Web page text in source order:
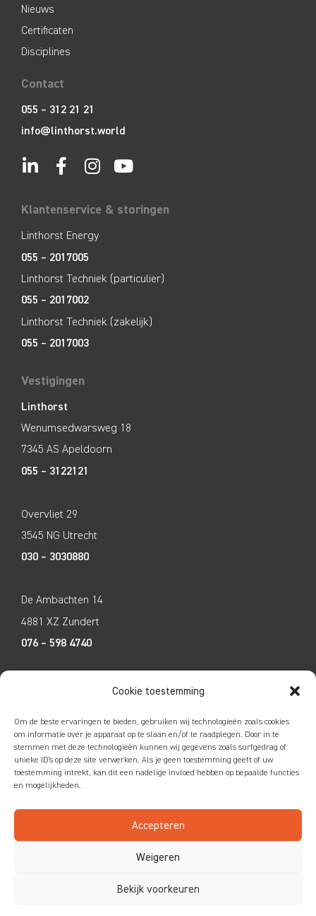
Cookie toestemming
Om de beste ervaringen te bieden, gebruiken wij technologieën zoals cookies
om informatie over je apparaat op te slaan en/of te raadplegen. Door in te
stemmen met deze technologieën kunnen wij gegevens zoals surfgedrag of
unieke ID's op deze site verwerken. Als je geen toestemming geeft of uw
toestemming intrekt, kan dit een nadelige invloed hebben op bepaalde functies
en mogelijkheden.
Accepteren
Weigeren
Bekijk voorkeuren
Nieuws
Certificaten
Disciplines
Contact
055 – 312 21 21
info@linthorst.world
Klantenservice & storingen
Linthorst Energy
055 – 2017005
Linthorst Techniek (particulier)
055 – 2017002
Linthorst Techniek (zakelijk)
055 – 2017003
Vestigingen
Linthorst
Wenumsedwarsweg 18
7345 AS Apeldoorn
055 – 3122121
Overvliet 29
3545 NG Utrecht
030 – 3030880
De Ambachten 14
4881 XZ Zundert
076 – 598 4740
6365 ET Schinnen
046 – 4752585
Disclaimer